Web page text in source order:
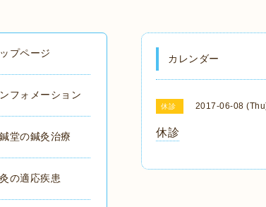
カレンダー
休診 2017-06-08
休診
ップページ
フォメーション
堂の鍼灸治療
の適応疾患